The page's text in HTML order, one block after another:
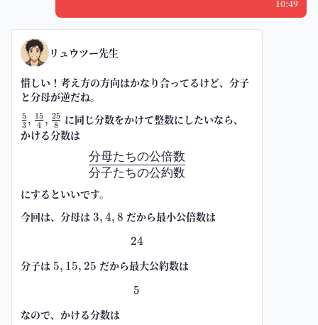
10:49
リュウツー先生
惜しい！考え方の方向はかなり合ってるけど、 分子
と分母が逆だね。
\frac{5}
{3},\frac{15}
{4},\frac{25}
3
5 , 4
15 , 8
25 に同じ分数をかけて整数にしたいなら、
かける分数は
\ \frac{\text{分母たちの公倍
分子たちの公約数
分母たちの公倍数
にするといいです。
今回は、分母は 3,4,8
3, 4, 8 だから最小公倍数は
\ 24 \
24
分子は 5,15,25
5, 15, 25 だから最大公約数は
\ 5 \
5
なので、かける分数は